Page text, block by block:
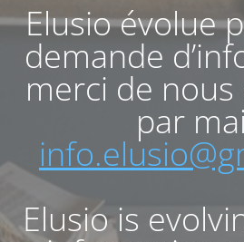
Elusio évolue
demande
merci de nous
par
Elusio is